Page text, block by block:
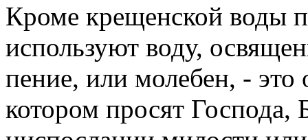
Кроме крещенской воды
используют воду,
пение, или молебен, - это
котором просят